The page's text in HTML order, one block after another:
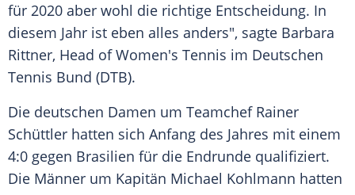
für 2020 aber wohl die richtige Entscheidung. In
diesem Jahr ist eben alles anders", sagte Barbara
Rittner, Head of Women's Tennis im Deutschen
Tennis Bund (DTB).
Die deutschen Damen um Teamchef Rainer
Schüttler hatten sich Anfang des Jahres mit einem
4:0 gegen Brasilien für die Endrunde qualifiziert.
Die Männer um Kapitän Michael Kohlmann hatten